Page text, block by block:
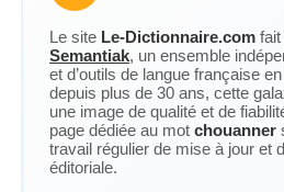
Le site Le-Dictionnaire.com
Semantiak, un ensemble
et d’outils de langue française
depuis plus de 30 ans, cette
une image de qualité et de
page dédiée au mot chouanner
travail régulier de mise à jour et
éditoriale.